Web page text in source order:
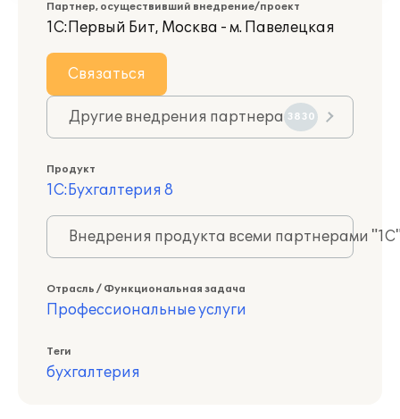
Партнер, осуществивший внедрение/проект
1С:Первый Бит, Москва - м. Павелецкая
Связаться
Другие внедрения партнера 3830
Продукт
1С:Бухгалтерия 8
Внедрения продукта всеми партнерами
Отрасль / Функциональная задача
Профессиональные услуги
Теги
бухгалтерия